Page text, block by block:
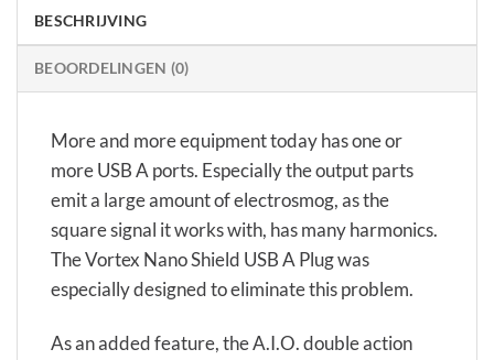
BESCHRIJVING
BEOORDELINGEN (0)
More and more equipment today has one or
more USB A ports. Especially the output parts
emit a large amount of electrosmog, as the
square signal it works with, has many harmonics.
The Vortex Nano Shield USB A Plug was
especially designed to eliminate this problem.
As an added feature, the A.I.O. double action